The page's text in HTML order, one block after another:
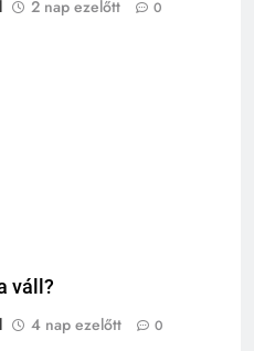
2 nap ezelőtt 0
váll?
4 nap ezelőtt 0